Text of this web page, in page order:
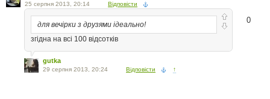
25 серпня 2013, 20:14 Відповісти
0
для вечірки з друзями ідеально!
згідна на всі 100 відсотків
gutka
29 серпня 2013, 20:24 Відповісти ↑